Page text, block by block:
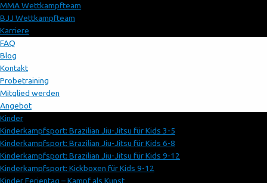
MMA Wettkampfteam
BJJ Wettkampfteam
Karriere
FAQ
Blog
Kontakt
Probetraining
Mitglied werden
Angebot
Kinder
Kinderkampfsport: Brazilian Jiu-Jitsu für Kids 3-5
Kinderkampfsport: Brazilian Jiu-Jitsu für Kids 6-8
Kinderkampfsport: Brazilian Jiu-Jitsu für Kids 9-12
Kinderkampfsport: Kickboxen für Kids 9-12
Kinder Ferientag – Kampf als Kunst